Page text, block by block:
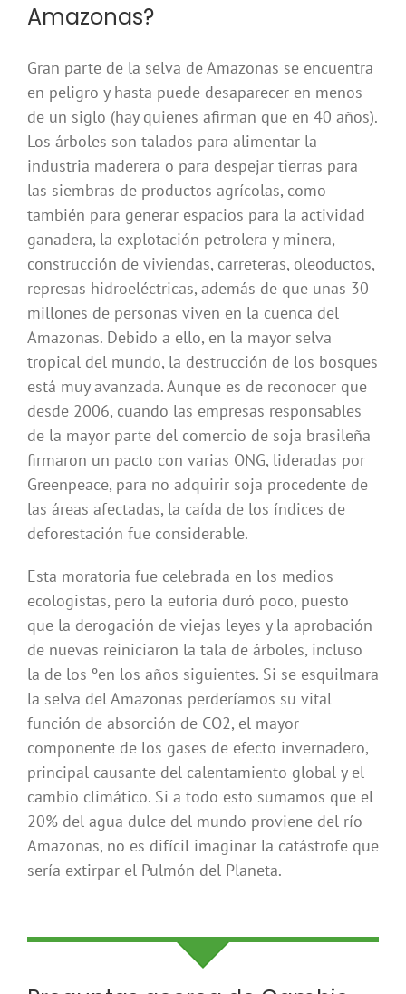
Amazonas?
Gran parte de la selva de Amazonas se encuentra
en peligro y hasta puede desaparecer en menos
de un siglo (hay quienes afirman que en 40 años).
Los árboles son talados para alimentar la
industria maderera o para despejar tierras para
las siembras de productos agrícolas, como
también para generar espacios para la actividad
ganadera, la explotación petrolera y minera,
construcción de viviendas, carreteras, oleoductos,
represas hidroeléctricas, además de que unas 30
millones de personas viven en la cuenca del
Amazonas. Debido a ello, en la mayor selva
tropical del mundo, la destrucción de los bosques
está muy avanzada. Aunque es de reconocer que
desde 2006, cuando las empresas responsables
de la mayor parte del comercio de soja brasileña
firmaron un pacto con varias ONG, lideradas por
Greenpeace, para no adquirir soja procedente de
las áreas afectadas, la caída de los índices de
deforestación fue considerable.
Esta moratoria fue celebrada en los medios
ecologistas, pero la euforia duró poco, puesto
que la derogación de viejas leyes y la aprobación
de nuevas reiniciaron la tala de árboles, incluso
la de los ºen los años siguientes. Si se esquilmara
la selva del Amazonas perderíamos su vital
función de absorción de CO2, el mayor
componente de los gases de efecto invernadero,
principal causante del calentamiento global y el
cambio climático. Si a todo esto sumamos que el
20% del agua dulce del mundo proviene del río
Amazonas, no es difícil imaginar la catástrofe que
sería extirpar el Pulmón del Planeta.